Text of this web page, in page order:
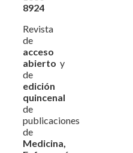
8924
Revista
de
acceso
abierto y
de
edición
quincenal
de
publicaciones
de
Medicina,